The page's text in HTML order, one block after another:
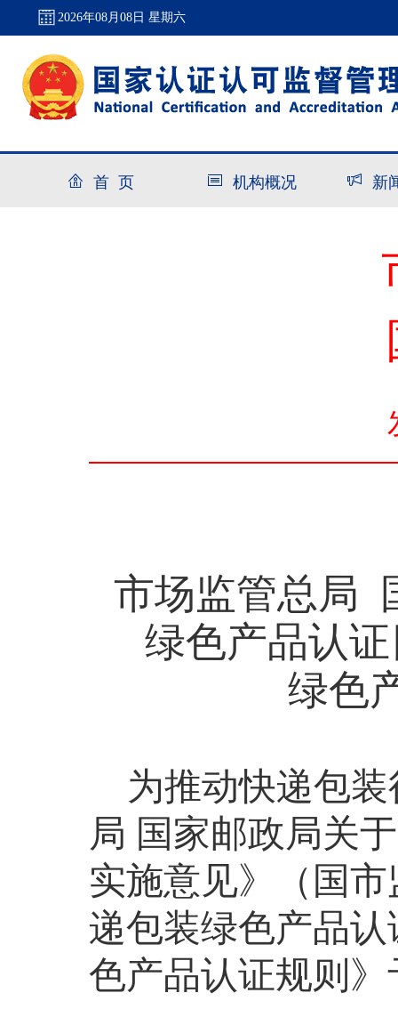
2026年08月08日 星期六
首 页 机构概况 新
市场监管总局
绿色产品认
绿色
为推动快递包
局 国家邮政局关
实施意见》（国
递包装绿色产品
色产品认证规则